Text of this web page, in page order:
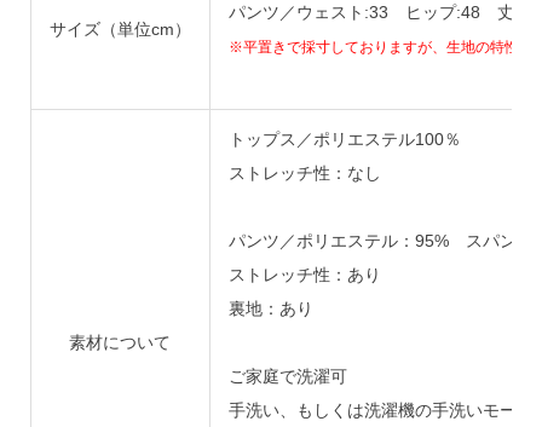
サイズ（単位cm）
パンツ／ウェスト:33 ヒップ:48 丈
※平置きで採寸しておりますが、生地の特性上
素材について
トップス／ポリエステル100％
ストレッチ性：なし
パンツ／ポリエステル：95% スパンデ
ストレッチ性：あり
裏地：あり
ご家庭で洗濯可
手洗い、もしくは洗濯機の手洗いモード